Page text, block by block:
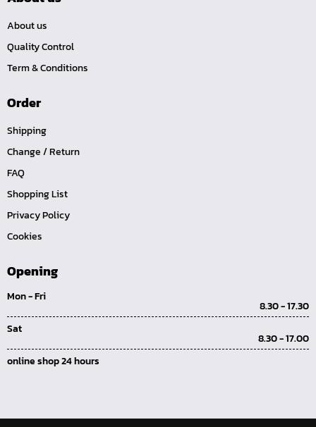
สามทางเกลียวในทองเหลือง (SI)
ลดเหลี่ยมทองเหลือง (LO)
ปลั๊กอุดทองเหลือง (P)
นิปเปิ้ลทองเหลืองเกลียวใน (NI)
ข้อต่อตรงเสียบสาย (TS)
นิปเปิ้ลทองเหลืองเกลียวใน-นอก (NOI)
ข้อต่อเกลียวในเสียบสาย (TI)
ข้อต่อเกลียวนอกเสียบสาย (TO)
TOOL-คอปเปอร์-PM
TOOL-คอปเปอร์
About us
Quality Control
Term & Conditions
Order
Shipping
Change / Return
FAQ
Shopping List
Privacy Policy
Cookies
Opening
Mon - Fri
8.30 - 17.30
Sat
8.30 - 17.00
online shop 24 hours